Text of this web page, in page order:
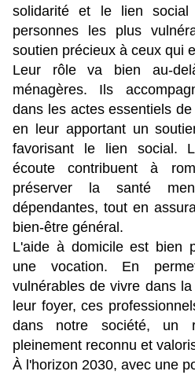
solidarité et le lien
personnes les plus
soutien précieux à ceux qui
Leur rôle va bien au-
ménagères. Ils
dans les actes essentiels
en leur apportant un
favorisant le lien social.
écoute contribuent à
préserver la santé
dépendantes, tout en
bien-être général.
L'aide à domicile est bien
une vocation. En
vulnérables de vivre dans
leur foyer, ces
dans notre société, un
pleinement reconnu et
À l'horizon 2030, avec une